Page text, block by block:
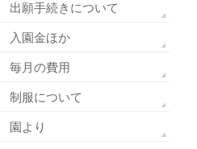
出願手続きについて
入園金ほか
毎月の費用
制服について
園より